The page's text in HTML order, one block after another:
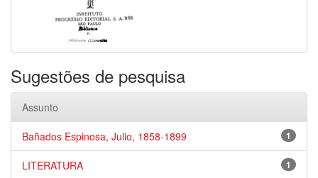
Sugestões de pesquisa
Assunto
1
Bañados Espinosa, Julio, 1858-1899
1
LITERATURA